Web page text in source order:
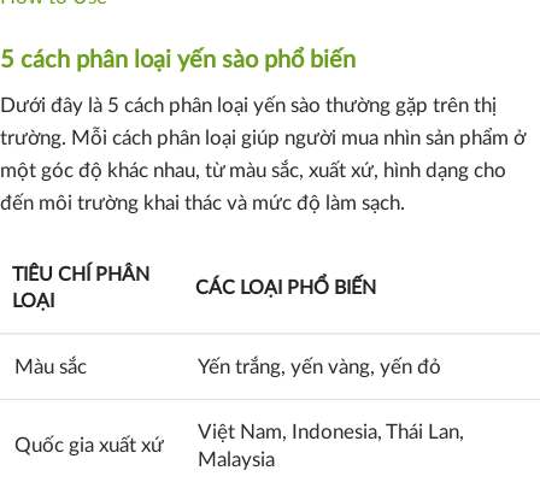
5 cách phân loại yến sào phổ biến
Dưới đây là 5 cách phân loại yến sào thường gặp trên thị
trường. Mỗi cách phân loại giúp người mua nhìn sản phẩm ở
một góc độ khác nhau, từ màu sắc, xuất xứ, hình dạng cho
đến môi trường khai thác và mức độ làm sạch.
TIÊU CHÍ PHÂN
LOẠI
CÁC LOẠI PHỔ BIẾN
Màu sắc Yến trắng, yến vàng, yến đỏ
Quốc gia xuất xứ
Việt Nam, Indonesia, Thái Lan,
Malaysia